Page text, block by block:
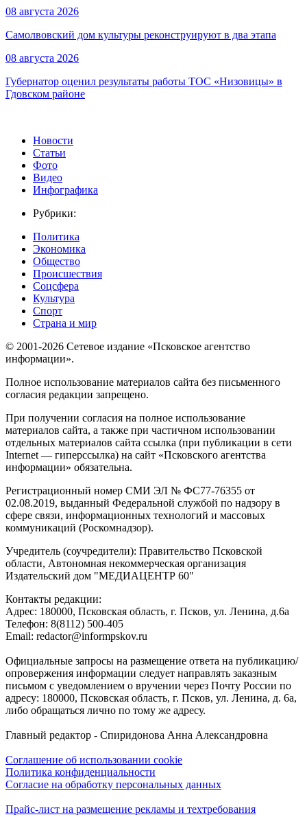
08 августа 2026
Самолвовский дом культуры реконструируют в два этапа
08 августа 2026
Губернатор оценил результаты работы ТОС «Низовицы» в
Гдовском районе
Новости
Статьи
Фото
Видео
Инфографика
Рубрики:
Политика
Экономика
Общество
Происшествия
Соцсфера
Культура
Спорт
Страна и мир
© 2001-2026 Сетевое издание «Псковское агентство
информации».
Полное использование материалов сайта без письменного
согласия редакции запрещено.
При получении согласия на полное использование
материалов сайта, а также при частичном использовании
отдельных материалов сайта ссылка (при публикации в сети
Internet — гиперссылка) на сайт «Псковского агентства
информации» обязательна.
Регистрационный номер СМИ ЭЛ № ФС77-76355 от
02.08.2019, выданный Федеральной службой по надзору в
сфере связи, информационных технологий и массовых
коммуникаций (Роскомнадзор).
Учредитель (соучредители): Правительство Псковской
области, Автономная некоммерческая организация
Издательский дом "МЕДИАЦЕНТР 60"
Контакты редакции:
Адреc: 180000, Псковская область, г. Псков, ул. Ленина, д.6а
Телефон: 8(8112) 500-405
Email: redactor@informpskov.ru
Официальные запросы на размещение ответа на публикацию/
опровержения информации следует направлять заказным
письмом с уведомлением о вручении через Почту России по
адресу: 180000, Псковская область, г. Псков, ул. Ленина, д. 6а,
либо обращаться лично по тому же адресу.
Главный редактор - Спиридонова Анна Александровна
Соглашение об использовании cookie
Политика конфиденциальности
Согласие на обработку персональных данных
Прайс-лист на размещение рекламы и техтребования